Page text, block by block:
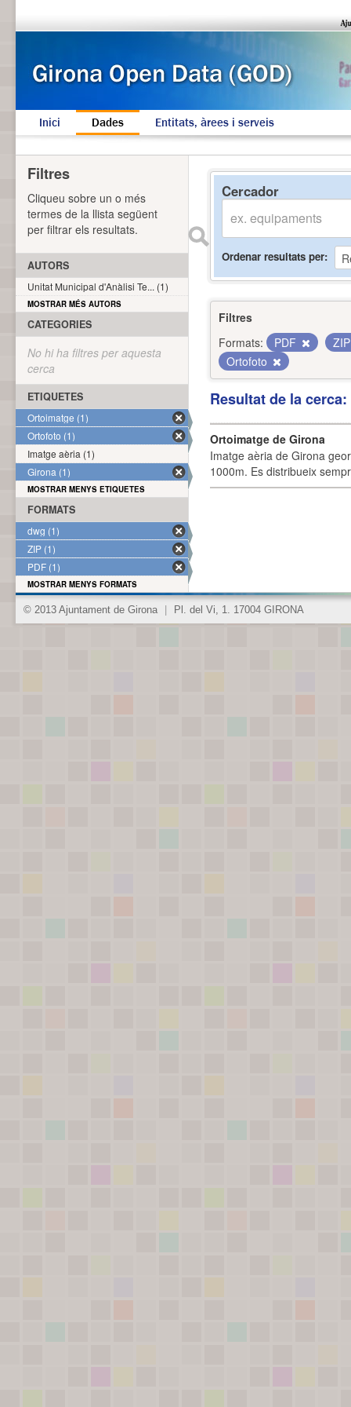
Inici Dades Entitats, àrees i serveis
Cercador
Ordenar resultats per
Filtres
Formats:
PDF
Ortofoto
Resultat de la
Ortoimatge de Girona
Imatge aèria de Girona
1000m. Es distribueix
Filtres
Cliqueu sobre un o més
termes de la llista següent
per filtrar els resultats.
AUTORS
Unitat Municipal d'Anàlisi Te... (1)
MOSTRAR MÉS AUTORS
CATEGORIES
No hi ha filtres per aquesta
cerca
ETIQUETES
Ortoimatge (1)
Ortofoto (1)
Imatge aèria (1)
Girona (1)
MOSTRAR MENYS ETIQUETES
FORMATS
dwg (1)
ZIP (1)
PDF (1)
MOSTRAR MENYS FORMATS
© 2013 Ajuntament de Girona Pl. del Vi, 1. 17004 GIRONA